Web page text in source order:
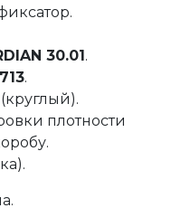
30.01.
.
(круглый).
плотности